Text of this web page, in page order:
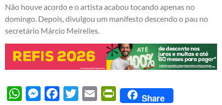
Não houve acordo e o artista acabou tocando apenas no
domingo. Depois, divulgou um manifestodescendo o pau no
secretário Márcio Meirelles.
WhatsAppMessengerFacebook
Twitter Email PrintFriendly
Share